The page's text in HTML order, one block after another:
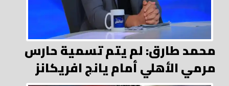
محمد طارق: لم يتم تسمية حارس
مرمي الأهلي أمام يانج افريكانز